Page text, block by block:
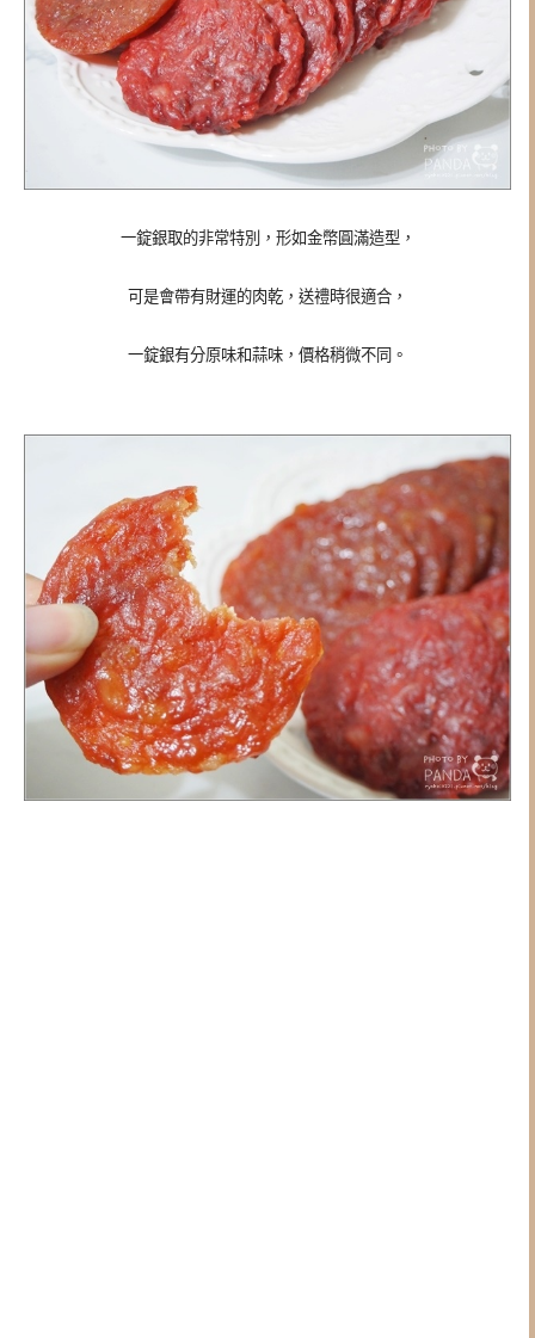
一錠銀取的非常特別，形如金幣圓滿造型，
可是會帶有財運的肉乾，送禮時很適合，
一錠銀有分原味和蒜味，價格稍微不同。